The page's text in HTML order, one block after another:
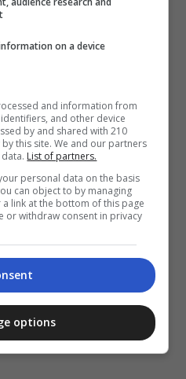
on a device
and information from
and other device
by and shared with 210
this site. We and our partners
List of partners.
personal data on the basis
can object to by managing
link at the bottom of this page
or withdraw consent in privacy
options